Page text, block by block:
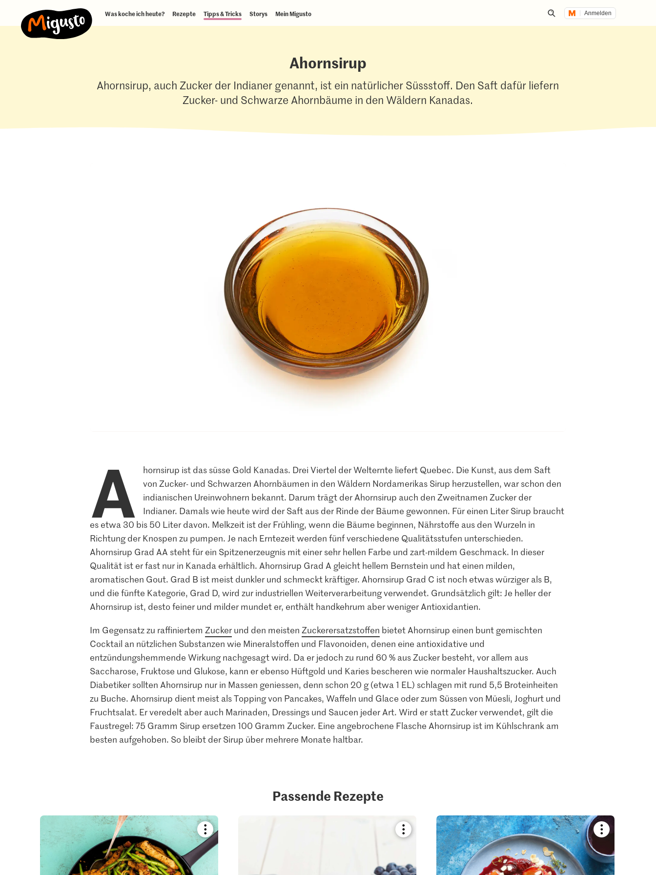
Was koche ich heute? Rezepte Tipps & Tricks Storys Mein Migusto
Suche öffnen
Anmelden
Ahornsirup
Ahornsirup, auch Zucker der Indianer genannt, ist ein natürlicher Süssstoff. Den Saft dafür liefern
Zucker- und Schwarze Ahornbäume in den Wäldern Kanadas.
A
hornsirup ist das süsse Gold Kanadas. Drei Viertel der Welternte liefert Quebec. Die Kunst, aus dem Saft
von Zucker- und Schwarzen Ahornbäumen in den Wäldern Nordamerikas Sirup herzustellen, war schon den
indianischen Ureinwohnern bekannt. Darum trägt der Ahornsirup auch den Zweitnamen Zucker der
Indianer. Damals wie heute wird der Saft aus der Rinde der Bäume gewonnen. Für einen Liter Sirup braucht
es etwa 30 bis 50 Liter davon. Melkzeit ist der Frühling, wenn die Bäume beginnen, Nährstoffe aus den Wurzeln in
Richtung der Knospen zu pumpen. Je nach Erntezeit werden fünf verschiedene Qualitätsstufen unterschieden.
Ahornsirup Grad AA steht für ein Spitzenerzeugnis mit einer sehr hellen Farbe und zart-mildem Geschmack. In dieser
Qualität ist er fast nur in Kanada erhältlich. Ahornsirup Grad A gleicht hellem Bernstein und hat einen milden,
aromatischen Gout. Grad B ist meist dunkler und schmeckt kräftiger. Ahornsirup Grad C ist noch etwas würziger als B,
und die fünfte Kategorie, Grad D, wird zur industriellen Weiterverarbeitung verwendet. Grundsätzlich gilt: Je heller der
Ahornsirup ist, desto feiner und milder mundet er, enthält handkehrum aber weniger Antioxidantien.
Im Gegensatz zu raffiniertem Zuckerund den meisten Zuckerersatzstoffen bietet Ahornsirup einen bunt gemischten
Cocktail an nützlichen Substanzen wie Mineralstoffen und Flavonoiden, denen eine antioxidative und
entzündungshemmende Wirkung nachgesagt wird. Da er jedoch zu rund 60 % aus Zucker besteht, vor allem aus
Saccharose, Fruktose und Glukose, kann er ebenso Hüftgold und Karies bescheren wie normaler Haushaltszucker. Auch
Diabetiker sollten Ahornsirup nur in Massen geniessen, denn schon 20 g (etwa 1 EL) schlagen mit rund 5,5 Broteinheiten
zu Buche. Ahornsirup dient meist als Topping von Pancakes, Waffeln und Glace oder zum Süssen von Müesli, Joghurt und
Fruchtsalat. Er veredelt aber auch Marinaden, Dressings und Saucen jeder Art. Wird er statt Zucker verwendet, gilt die
Faustregel: 75 Gramm Sirup ersetzen 100 Gramm Zucker. Eine angebrochene Flasche Ahornsirup ist im Kühlschrank am
besten aufgehoben. So bleibt der Sirup über mehrere Monate haltbar.
Passende Rezepte
Bookmark
recipe
or
add
it
Bookmark
recipe
to
Bookmark
recipe
add
it
to